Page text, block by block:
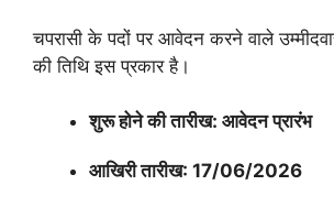
चपरासी के पदों पर आवेदन करने वाले
की तिथि इस प्रकार है।
शुरू होने की तारीख: आवेदन प्रारंभ
आखिरी तारीख: 17/06/2026